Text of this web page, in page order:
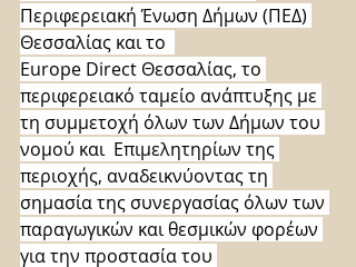
Περιφερειακή Ένωση Δήμων (ΠΕΔ)
Θεσσαλίας και το
Europe Direct Θεσσαλίας, το
περιφερειακό ταμείο ανάπτυξης με
τη συμμετοχή όλων των Δήμων του
νομού και  Επιμελητηρίων της
περιοχής, αναδεικνύοντας τη
σημασία της συνεργασίας όλων των
παραγωγικών και θεσμικών φορέων
για την προστασία του